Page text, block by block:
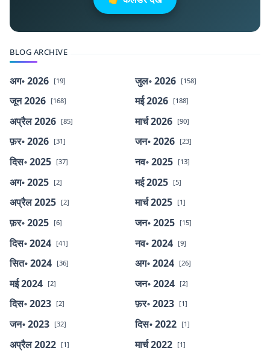
BLOG ARCHIVE
अग॰ 2026 [19] जुल॰ 2026 [158]
जून 2026 [168] मई 2026 [188]
अप्रैल 2026 [85] मार्च 2026 [90]
फ़र॰ 2026 [31] जन॰ 2026 [23]
दिस॰ 2025 [37] नव॰ 2025 [13]
अग॰ 2025 [2] मई 2025 [5]
अप्रैल 2025 [2] मार्च 2025 [1]
फ़र॰ 2025 [6] जन॰ 2025 [15]
दिस॰ 2024 [41] नव॰ 2024 [9]
सित॰ 2024 [36] अग॰ 2024 [26]
मई 2024 [2] जन॰ 2024 [2]
दिस॰ 2023 [2] फ़र॰ 2023 [1]
जन॰ 2023 [32] दिस॰ 2022 [1]
अप्रैल 2022 [1] मार्च 2022 [1]